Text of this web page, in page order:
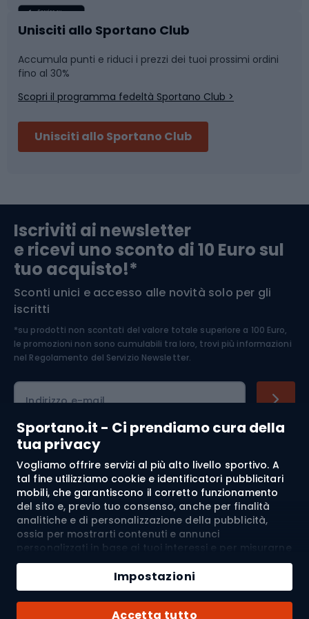
Sportano.it - Ci prendiamo cura della
tua privacy
Vogliamo offrire servizi al più alto livello sportivo. A
tal fine utilizziamo cookie e identificatori pubblicitari
mobili, che garantiscono il corretto funzionamento
del sito e, previo tuo consenso, anche per finalità
analitiche e di personalizzazione della pubblicità,
ossia per mostrarti contenuti e annunci
personalizzati in base ai tuoi interessi e per misurarne
l’efficacia. I cookie e gli identificatori pubblicitari
mobili possono essere utilizzati sia per attività
pubblicitarie personalizzate sia non personalizzate, a
seconda dei consensi da te espressi. Se clicchi su
Accetta tutto
Impostazioni
Caschi da ciclismo
Skitouring
Abbigliamento da escursionismo
Nuoto
Pattinaggio
Componenti per biciclette
Arrampicata
Medicina dello sport
Abbigliamento ciclistico
Unisciti allo Sportano Club
Accumula punti e riduci i prezzi dei tuoi prossimi ordini
fino al 30%
Scopri il programma fedeltà Sportano Club >
Unisciti allo Sportano Club
Iscriviti ai newsletter
e ricevi uno sconto di 10 Euro sul
tuo acquisto!*
Sconti unici e accesso alle novità solo per gli
iscritti
*su prodotti non scontati del valore totale superiore a 100 Euro,
le promozioni non sono cumulabili tra loro, trovi più informazioni
nel Regolamento del Servizio Newsletter.
Indirizzo e-mail
Acquisti
Servizio clienti
Regolamento
Chi siamo